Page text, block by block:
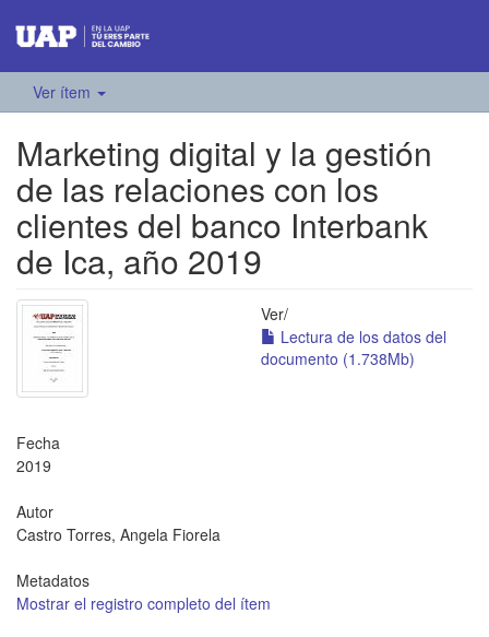
Ver ítem
Marketing digital y la gestión
de las relaciones con los
clientes del banco Interbank
de Ica, año 2019
Ver/
Lectura de los datos del
documento (1.738Mb)
Fecha
2019
Autor
Castro Torres, Angela Fiorela
Metadatos
Mostrar el registro completo del ítem